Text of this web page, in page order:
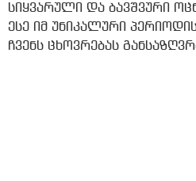
სიყვარული და ბავშვური
ესე იმ უნიკალური
ჩვენს ცხოვრებას